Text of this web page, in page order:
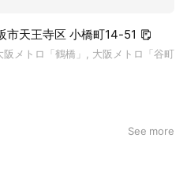
天王寺区 小橋町14-51
メトロ「鶴橋」, 大阪メトロ「谷町
See more